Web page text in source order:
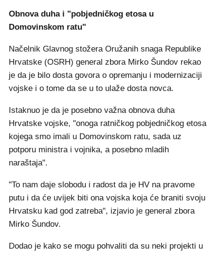
Obnova duha i "pobjedničkog etosa u
Domovinskom ratu"
Načelnik Glavnog stožera Oružanih snaga Republike
Hrvatske (OSRH) general zbora Mirko Šundov rekao
je da je bilo dosta govora o opremanju i modernizaciji
vojske i o tome da se u to ulaže dosta novca.
Istaknuo je da je posebno važna obnova duha
Hrvatske vojske, "onoga ratničkog pobjedničkog etosa
kojega smo imali u Domovinskom ratu, sada uz
potporu ministra i vojnika, a posebno mladih
naraštaja".
"To nam daje slobodu i radost da je HV na pravome
putu i da će uvijek biti ona vojska koja će braniti svoju
Hrvatsku kad god zatreba", izjavio je general zbora
Mirko Šundov.
Dodao je kako se mogu pohvaliti da su neki projekti u